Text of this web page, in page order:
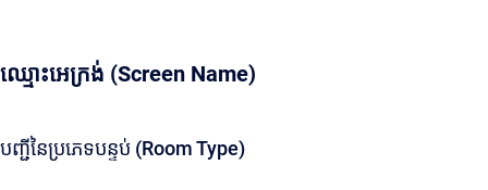
ឈ្មោះអេក្រង់ (Screen Name)
បញ្ជីនៃប្រភេទបន្ទប់ (Room Type)